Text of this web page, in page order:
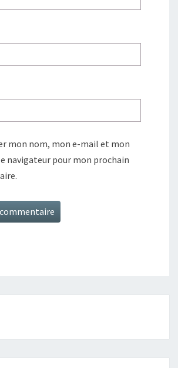
mon nom, mon e-mail et mon
navigateur pour mon prochain